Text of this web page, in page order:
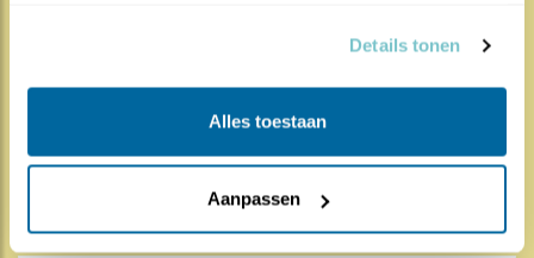
Details tonen
Alles toestaan
Aanpassen